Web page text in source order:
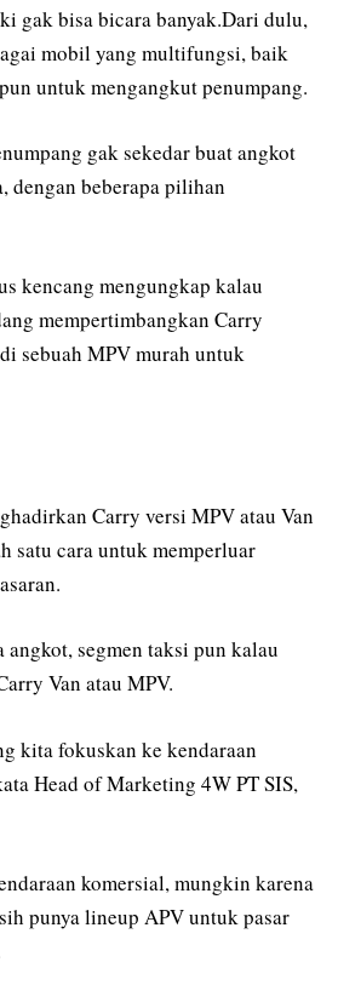
gak bisa bicara banyak.Dari dulu,
mobil yang multifungsi, baik
untuk mengangkut penumpang.
gak sekedar buat angkot
dengan beberapa pilihan
kencang mengungkap kalau
mempertimbangkan Carry
sebuah MPV murah untuk
Carry versi MPV atau Van
satu cara untuk memperluar
angkot, segmen taksi pun kalau
Van atau MPV.
kita fokuskan ke kendaraan
Head of Marketing 4W PT SIS,
komersial, mungkin karena
punya lineup APV untuk pasar